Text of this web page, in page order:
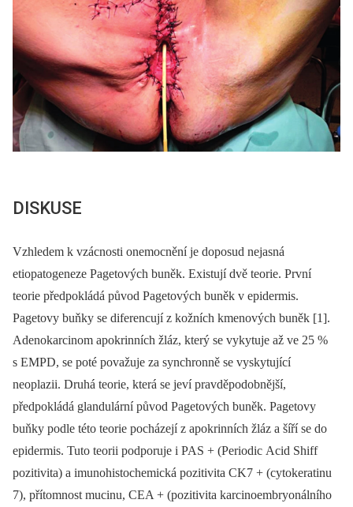
DISKUSE
Vzhledem k vzácnosti onemocnění je doposud nejasná
etiopatogeneze Pagetových buněk. Existují dvě teorie. První
teorie předpokládá původ Pagetových buněk v epidermis.
Pagetovy buňky se diferencují z kožních kmenových buněk [1].
Adenokarcinom apokrinních žláz, který se vykytuje až ve 25 %
s EMPD, se poté považuje za synchronně se vyskytující
neoplazii. Druhá teorie, která se jeví pravděpodobnější,
předpokládá glandulární původ Pagetových buněk. Pagetovy
buňky podle této teorie pocházejí z apokrinních žláz a šíří se do
epidermis. Tuto teorii podporuje i PAS + (Periodic Acid Shiff
pozitivita) a imunohistochemická pozitivita CK7 + (cytokeratinu
7), přítomnost mucinu, CEA + (pozitivita karcinoembryonálního